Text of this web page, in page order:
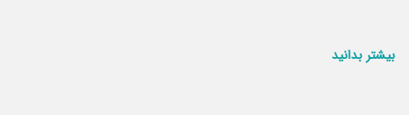
بیشتر بدانید